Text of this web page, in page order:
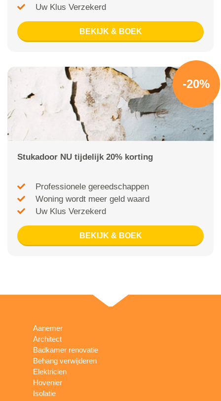
Uw Klus Verzekerd
BEKIJK & BOEK
-20%
Stukadoor NU tijdelijk 20% korting
Professionele gereedschappen
Woning wordt meer geld waard
Uw Klus Verzekerd
BEKIJK & BOEK
Aanemer
Architect
Badkamer renovatie
Behang verwijderen
Elektricien
Hovenier
Isolatie